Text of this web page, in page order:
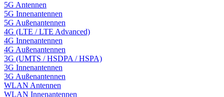
5G Antennen
5G Innenantennen
5G Außenantennen
4G (LTE / LTE Advanced)
4G Innenantennen
4G Außenantennen
3G (UMTS / HSDPA / HSPA)
3G Innenantennen
3G Außenantennen
WLAN Antennen
WLAN Innenantennen